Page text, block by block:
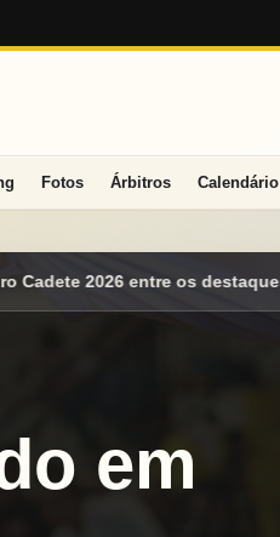
Fotos Árbitros Calendário
Mato Grosso do Sul
em